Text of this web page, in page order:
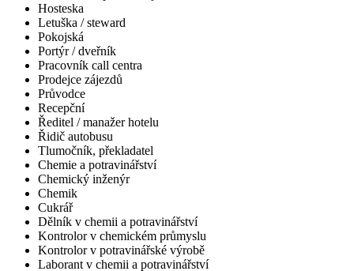
Hosteska
Letuška / steward
Pokojská
Portýr / dveřník
Pracovník call centra
Prodejce zájezdů
Průvodce
Recepční
Ředitel / manažer hotelu
Řidič autobusu
Tlumočník, překladatel
Chemie a potravinářství
Chemický inženýr
Chemik
Cukrář
Dělník v chemii a potravinářství
Kontrolor v chemickém průmyslu
Kontrolor v potravinářské výrobě
Laborant v chemii a potravinářství